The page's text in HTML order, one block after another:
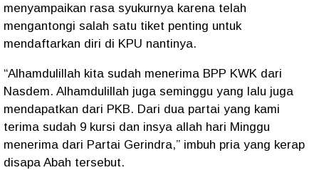
menyampaikan rasa syukurnya karena telah
mengantongi salah satu tiket penting untuk
mendaftarkan diri di KPU nantinya.
“Alhamdulillah kita sudah menerima BPP KWK dari
Nasdem. Alhamdulillah juga seminggu yang lalu juga
mendapatkan dari PKB. Dari dua partai yang kami
terima sudah 9 kursi dan insya allah hari Minggu
menerima dari Partai Gerindra,” imbuh pria yang kerap
disapa Abah tersebut.